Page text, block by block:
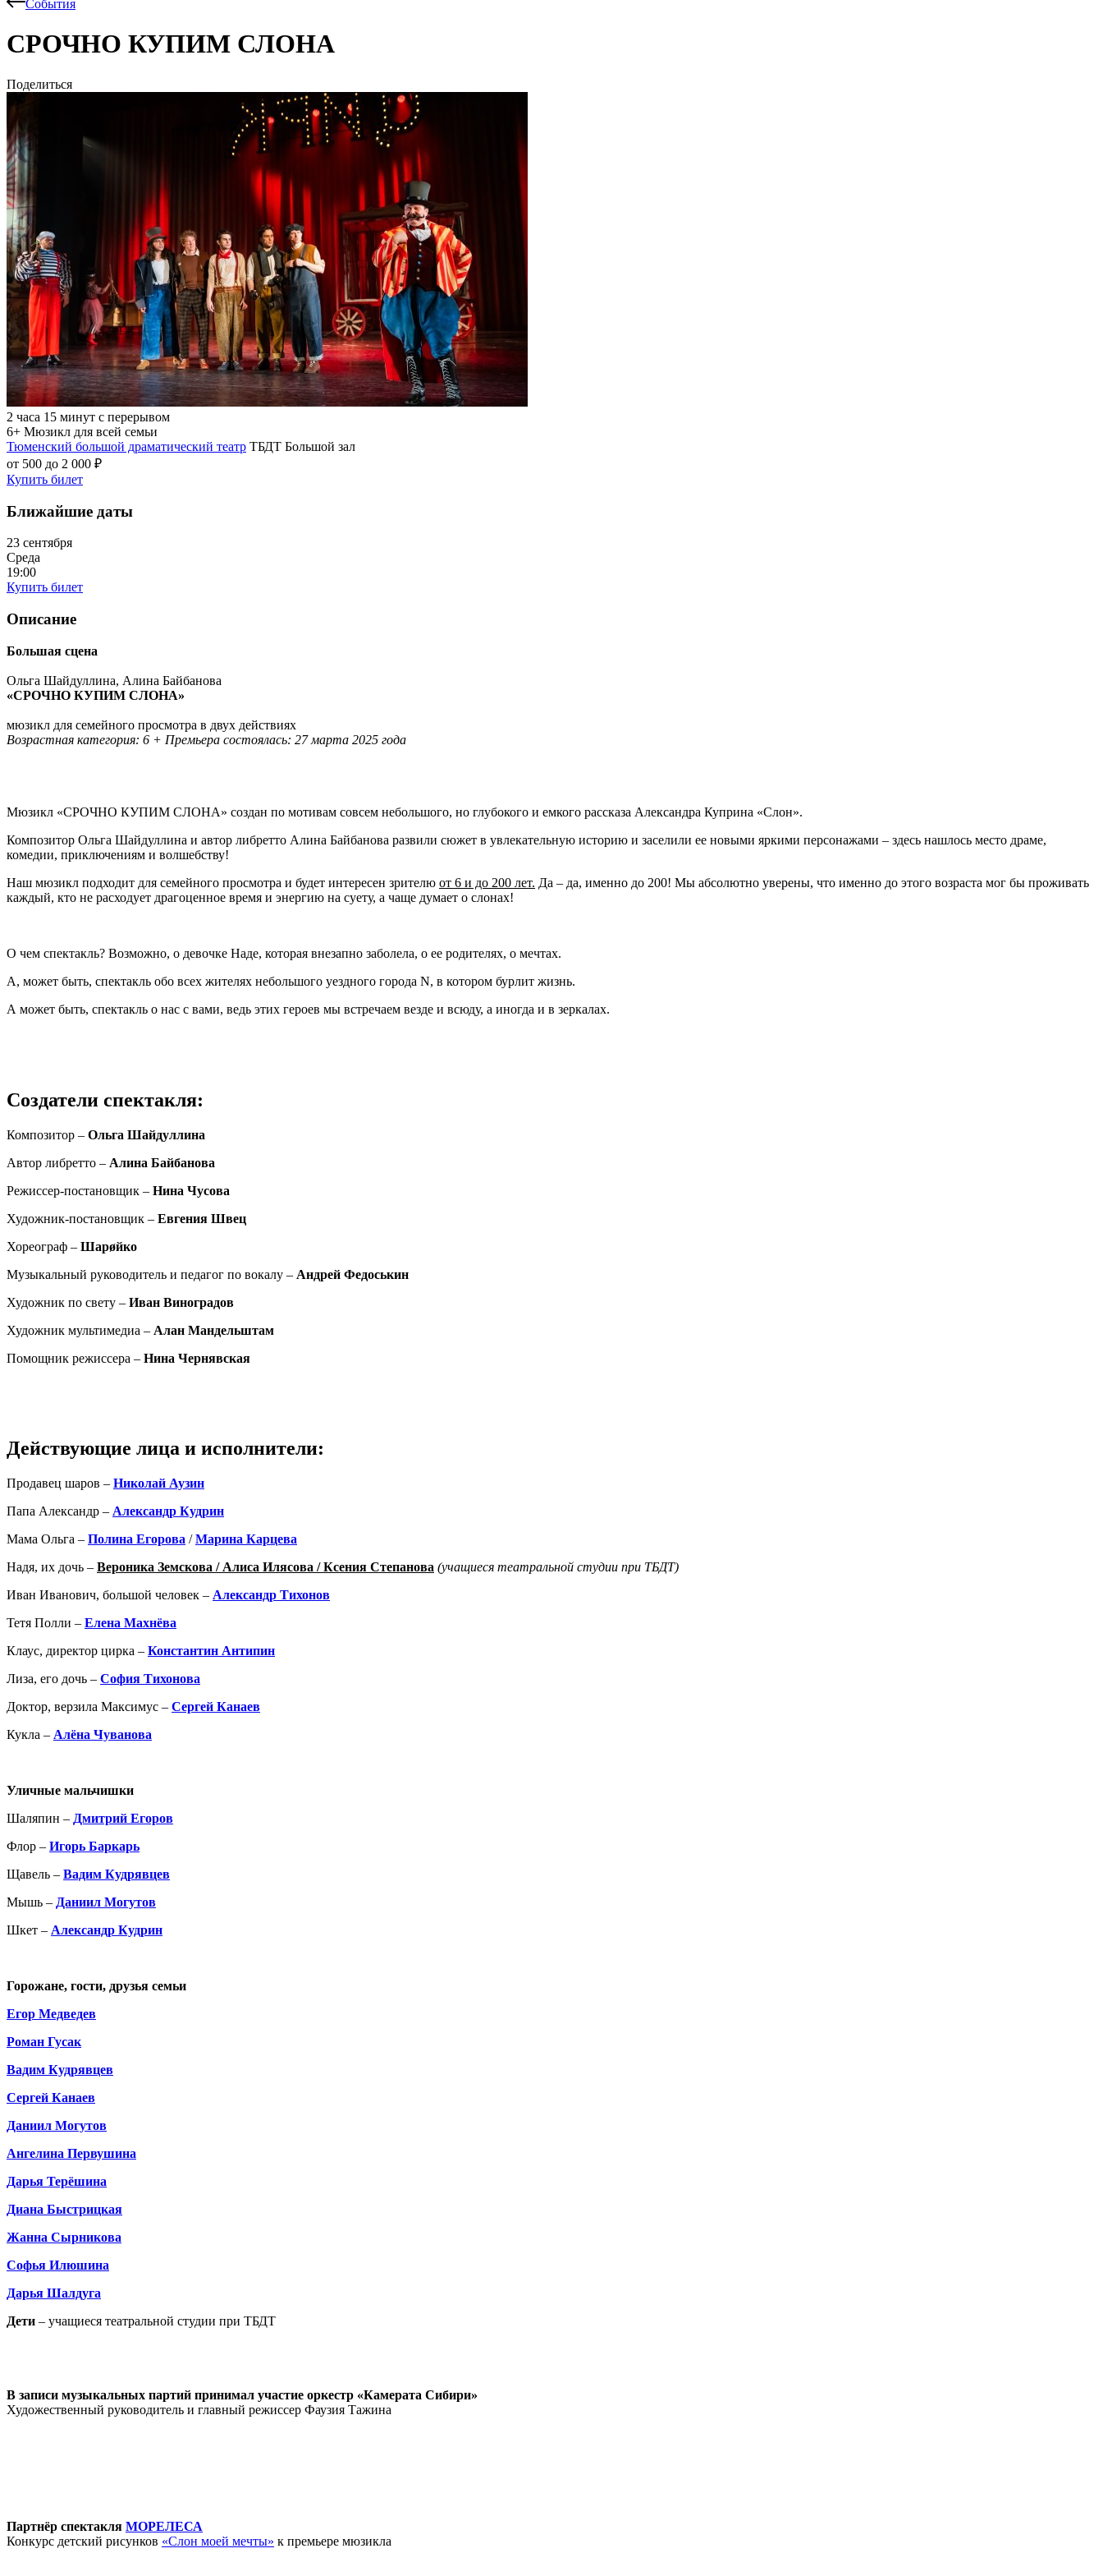
События
СРОЧНО КУПИМ СЛОНА
Поделиться
2 часа 15 минут с перерывом
6+ Мюзикл для всей семьи
Тюменский большой драматический театр ТБДТ Большой зал
от 500 до 2 000 ₽
Купить билет
Ближайшие даты
23 сентября
Среда
19:00
Купить билет
Описание
Большая сцена
Ольга Шайдуллина, Алина Байбанова
«СРОЧНО КУПИМ СЛОНА»
мюзикл для семейного просмотра в двух действиях
Возрастная категория: 6 + Премьера состоялась: 27 марта 2025 года
Мюзикл «СРОЧНО КУПИМ СЛОНА» создан по мотивам совсем небольшого, но глубокого и емкого рассказа Александра Куприна «Слон».
Композитор Ольга Шайдуллина и автор либретто Алина Байбанова развили сюжет в увлекательную историю и заселили ее новыми яркими персонажами – здесь нашлось место драме,
комедии, приключениям и волшебству!
Наш мюзикл подходит для семейного просмотра и будет интересен зрителю от 6 и до 200 лет. Да – да, именно до 200! Мы абсолютно уверены, что именно до этого возраста мог бы проживать
каждый, кто не расходует драгоценное время и энергию на суету, а чаще думает о слонах!
О чем спектакль? Возможно, о девочке Наде, которая внезапно заболела, о ее родителях, о мечтах.
А, может быть, спектакль обо всех жителях небольшого уездного города N, в котором бурлит жизнь.
А может быть, спектакль о нас с вами, ведь этих героев мы встречаем везде и всюду, а иногда и в зеркалах.
Создатели спектакля:
Композитор – Ольга Шайдуллина
Автор либретто – Алина Байбанова
Режиссер-постановщик – Нина Чусова
Художник-постановщик – Евгения Швец
Хореограф – Шарøйко
Музыкальный руководитель и педагог по вокалу – Андрей Федоськин
Художник по свету – Иван Виноградов
Художник мультимедиа – Алан Мандельштам
Помощник режиссера – Нина Чернявская
Действующие лица и исполнители:
Продавец шаров – Николай Аузин
Папа Александр – Александр Кудрин
Мама Ольга – Полина Егорова /Марина Карцева
Надя, их дочь – Вероника Земскова / Алиса Илясова / Ксения Степанова (учащиеся театральной студии при ТБДТ)
Иван Иванович, большой человек – Александр Тихонов
Тетя Полли – Елена Махнёва
Клаус, директор цирка – Константин Антипин
Лиза, его дочь – София Тихонова
Доктор, верзила Максимус – Сергей Канаев
Кукла – Алёна Чуванова
Уличные мальчишки
Шаляпин – Дмитрий Егоров
Флор – Игорь Баркарь
Щавель – Вадим Кудрявцев
Мышь – Даниил Могутов
Шкет – Александр Кудрин
Горожане, гости, друзья семьи
Егор Медведев
Роман Гусак
Вадим Кудрявцев
Сергей Канаев
Даниил Могутов
Ангелина Первушина
Дарья Терёшина
Диана Быстрицкая
Жанна Сырникова
Софья Илюшина
Дарья Шалдуга
Дети – учащиеся театральной студии при ТБДТ
В записи музыкальных партий принимал участие оркестр «Камерата Сибири»
Художественный руководитель и главный режиссер Фаузия Тажина
Партнёр спектакля МОРЕЛЕСА
Конкурс детский рисунков «Слон моей мечты» к премьере мюзикла